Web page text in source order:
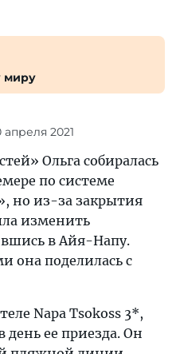
миру
апреля 2021
Ольга собиралась
по системе
но из-за закрытия
изменить
в Айя-Напу.
она поделилась с
Napa Tsokoss 3*,
день ее приезда. Он